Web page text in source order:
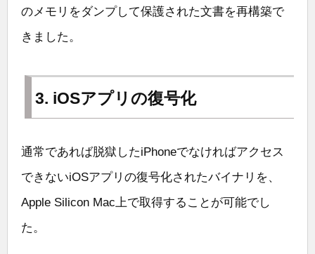
のメモリをダンプして保護された文書を再構築で
きました。
3. iOSアプリの復号化
通常であれば脱獄したiPhoneでなければアクセス
できないiOSアプリの復号化されたバイナリを、
Apple Silicon Mac上で取得することが可能でし
た。